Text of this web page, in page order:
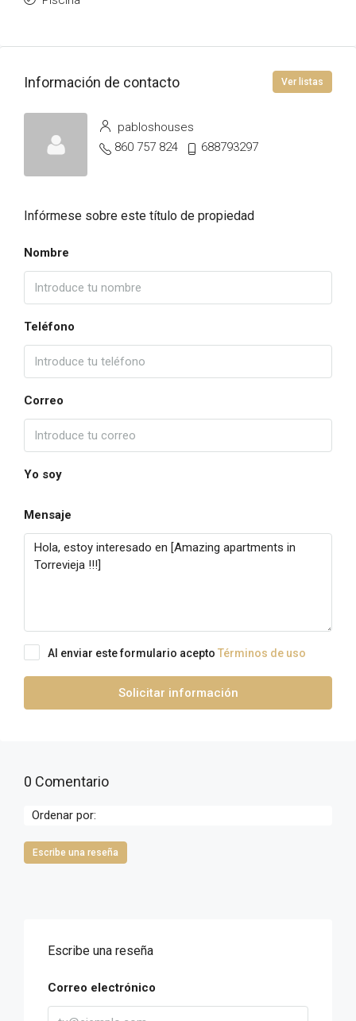
Información de contacto Ver listas
pabloshouses
860 757 824
688793297
Infórmese sobre este título de propiedad
Nombre
Teléfono
Correo
Yo soy
Mensaje
Al enviar este formulario acepto Términos de uso
Solicitar información
0 Comentario
Ordenar por:
Escribe una reseña
Escribe una reseña
Correo electrónico